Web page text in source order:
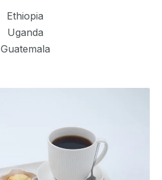
Ethiopia
Uganda
Guatemala